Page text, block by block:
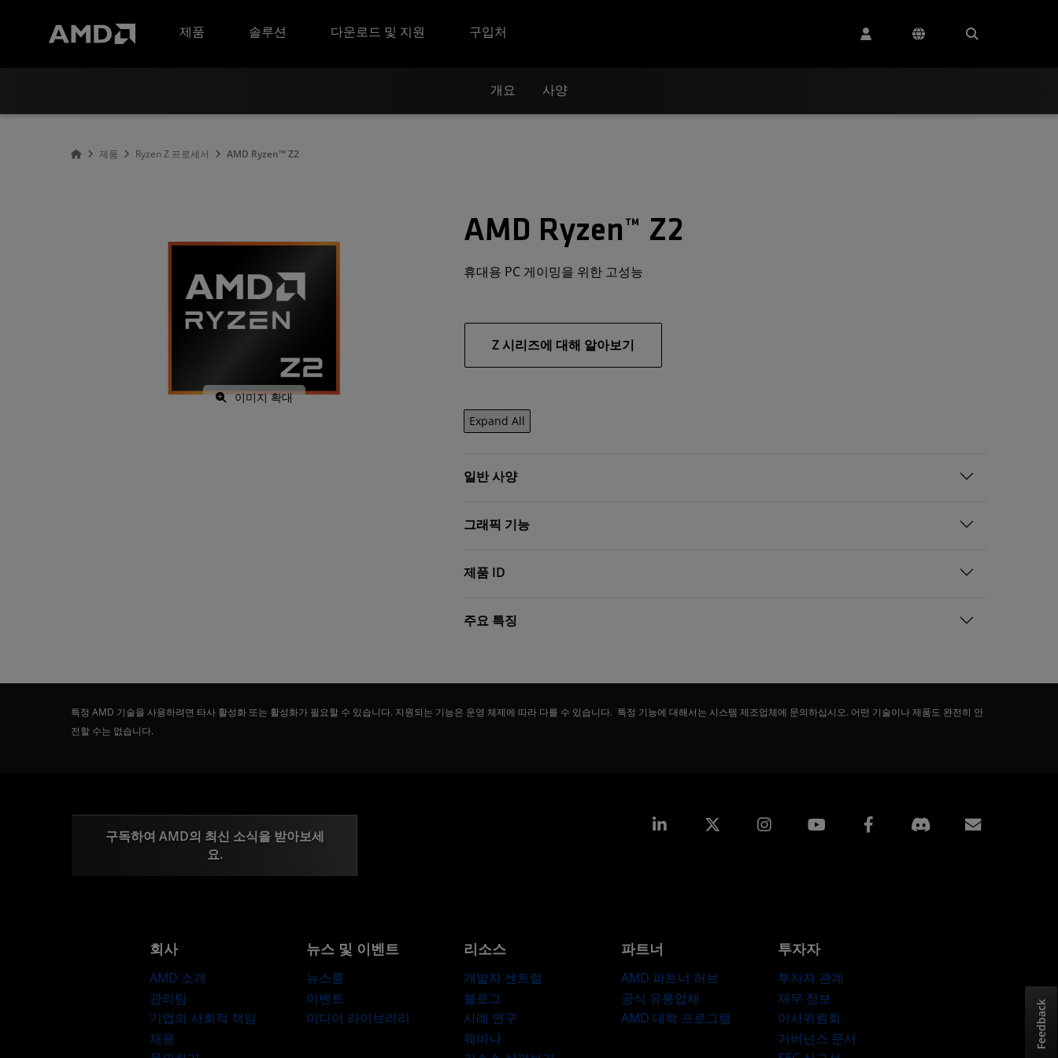
제품
솔루션 다운로드 및 지원 구입처
개요 사양
제품 Ryzen Z 프로세서 AMD Ryzen™ Z2
이미지 확대
AMD Ryzen™ Z2
휴대용 PC 게이밍을 위한 고성능
Z 시리즈에 대해 알아보기
Expand All
일반 사양
그래픽 기능
제품 ID
주요 특징
특정 AMD 기술을 사용하려면 타사 활성화 또는 활성화가 필요할 수 있습니다. 지원되는 기능은 운영 체제에 따라 다를 수 있습니다. 특정 기능에 대해서는 시스템 제조업체에 문의하십시오. 어떤 기술이나 제품도 완전히 안
전할 수는 없습니다.
구독하여 AMD의 최신 소식을 받아보세
요.
Linkedin Instagram Facebook
회사
AMD 소개
관리팀
기업의 사회적 책임
채용
뉴스 및 이벤트
뉴스룸
이벤트
미디어 라이브러리
리소스
개발자 센트럴
블로그
사례 연구
웨비나
파트너
AMD 파트너 허브
공식 유통업체
AMD 대학 프로그램
투자자
투자자 관계
재무 정보
이사위원회
거버넌스 문서
Feedback